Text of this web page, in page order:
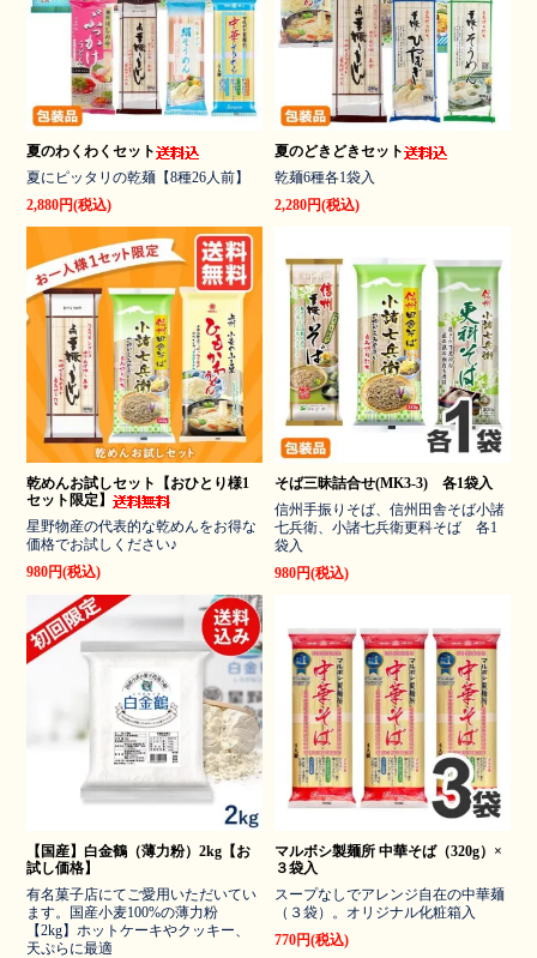
夏のわくわくセット
夏にピッタリの乾麺【8種26人前】
2,880円(税込)
夏のどきどきセット
乾麺6種各1袋入
2,280円(税込)
乾めんお試しセット【おひとり様1
セット限定】
星野物産の代表的な乾めんをお得な
価格でお試しください♪
980円(税込)
そば三昧詰合せ(MK3-3) 各1袋入
信州手振りそば、信州田舎そば小諸
七兵衛、小諸七兵衛更科そば 各1
袋入
980円(税込)
【国産】白金鶴（薄力粉）2kg【お
試し価格】
有名菓子店にてご愛用いただいてい
ます。国産小麦100%の薄力粉
【2kg】ホットケーキやクッキー、
天ぷらに最適
マルボシ製麺所 中華そば（320g）×
３袋入
スープなしでアレンジ自在の中華麺
（３袋）。オリジナル化粧箱入
770円(税込)